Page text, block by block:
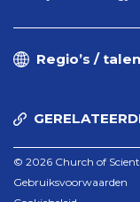
Regio’s / talen
© 2026 Church of
Gebruiksvoorwaarden